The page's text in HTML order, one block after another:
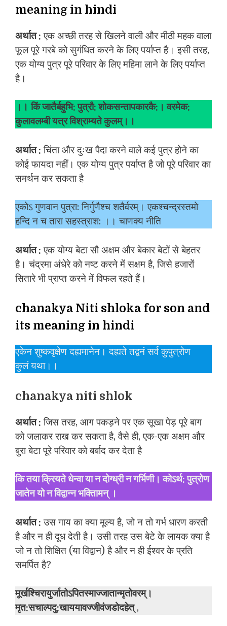
meaning in hindi
अर्थात : एक अच्छी तरह से खिलने वाली और मीठी महक वाला
फूल पूरे गरबे को सुगंधित करने के लिए पर्याप्त है। इसी तरह,
एक योग्य पुत्र पूरे परिवार के लिए महिमा लाने के लिए पर्याप्त
है।
।। किं जातैर्बहुभि: पुत्रौ: शोकसन्तापकारकै:। वरमेक:
कुलावलम्बी यत्र विश्राम्यते कुलम्।।
अर्थात : चिंता और दुःख पैदा करने वाले कई पुत्र होने का
कोई फायदा नहीं। एक योग्य पुत्र पर्याप्त है जो पूरे परिवार का
समर्थन कर सकता है
एकोऽ गुणवान पुत्रा: निर्गुणैश्च शतैर्वरम्। एकश्चन्द्रस्तमो
हन्दि न च तारा सहस्त्राश: ।। चाणक्य नीति
अर्थात : एक योग्य बेटा सौ अक्षम और बेकार बेटों से बेहतर
है। चंद्रमा अंधेरे को नष्ट करने में सक्षम है, जिसे हजारों
सितारे भी प्राप्त करने में विफल रहते हैं।
chanakya Niti shloka for son and
its meaning in hindi
एकेन शुष्कवृक्षेण दह्यमानेन। दह्यते तद्वनं सर्व कुपुत्रोण
कुलं यथा।।
chanakya niti shlok
अर्थात : जिस तरह, आग पकड़ने पर एक सूखा पेड़ पूरे बाग
को जलाकर राख कर सकता है, वैसे ही, एक-एक अक्षम और
बुरा बेटा पूरे परिवार को बर्बाद कर देता है
कि तया क्रियते धेन्वा या न दोग्ध्री न गर्भिणी। कोऽर्थ: पुत्रोण
जातेन यो न विद्वान्न भक्तिामन् ।
अर्थात : उस गाय का क्या मूल्य है, जो न तो गर्भ धारण करती
है और न ही दूध देती है। उसी तरह उस बेटे के लायक क्या है
जो न तो शिक्षित (या विद्वान) है और न ही ईश्वर के प्रति
समर्पित है?
मूर्खश्चिरायुर्जातोऽपितस्माज्जातान्मृतोवरम्।
मृत:सचाल्पदु:खाययावज्जीवंजडोदहेत्,